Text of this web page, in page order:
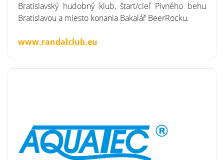
Bratislavský hudobný klub, štart/cieľ Pivného behu
Bratislavou a miesto konania Bakalář BeerRocku.
www.randalclub.eu